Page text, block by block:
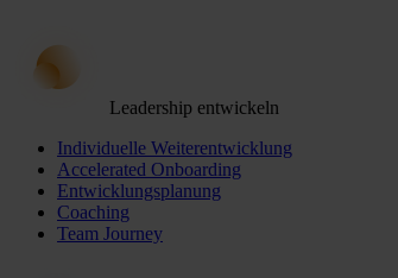
Leadership entwickeln
Individuelle Weiterentwicklung
Accelerated Onboarding
Entwicklungsplanung
Coaching
Team Journey